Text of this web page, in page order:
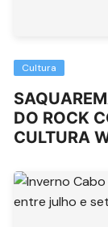
Cultura
DO ROCK
CULTURA